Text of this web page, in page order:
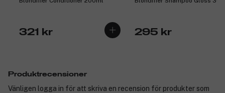
321 kr 295 kr
Produktrecensioner
Vänligen logga in för att skriva en recension för produkter som